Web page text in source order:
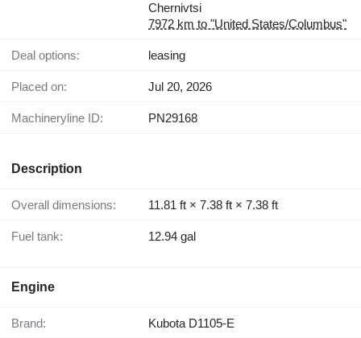
Chernivtsi
7972 km to "United States/Columbus"
Deal options: leasing
Placed on: Jul 20, 2026
Machineryline ID: PN29168
Description
Overall dimensions: 11.81 ft × 7.38 ft × 7.38 ft
Fuel tank: 12.94 gal
Engine
Brand: Kubota D1105-E